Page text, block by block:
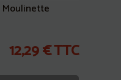
Moulinette
12,29€TTC